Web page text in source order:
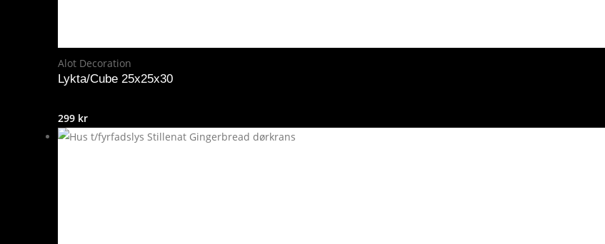
Alot Decoration
Lykta/Cube 25x25x30
299 kr